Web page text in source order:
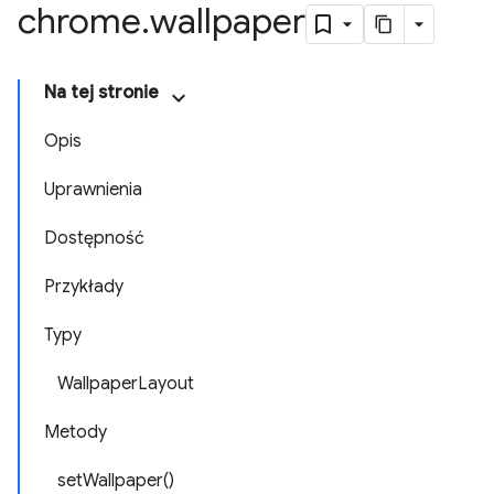
chrome.wallpaper
Na tej stronie
Opis
Uprawnienia
Dostępność
Przykłady
Typy
WallpaperLayout
Metody
setWallpaper()